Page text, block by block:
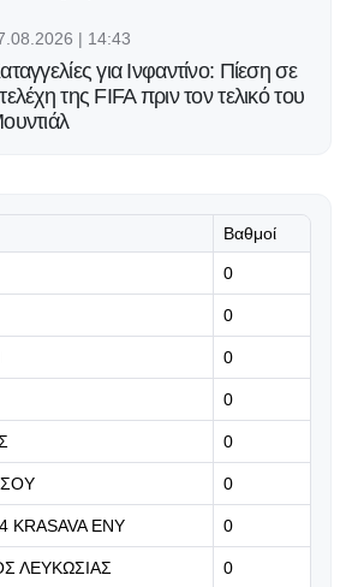
| 14:43
για Ινφαντίνο: Πίεση σε
της FIFA πριν τον τελικό του
απέναντι σε κάθε αντίπαλο»
Απίθανη συμφωνία της Ανόρθωσης
την οικογένεια των
| 14:17
ανατινάξω τον Μέσι με
βόμβες» - Συγκλονιστικές
FBI για το World Cup
Βαθμοί
0
0
0
0
0
0
KRASAVA ΕΝΥ 0
ΛΕΥΚΩΣΙΑΣ 0